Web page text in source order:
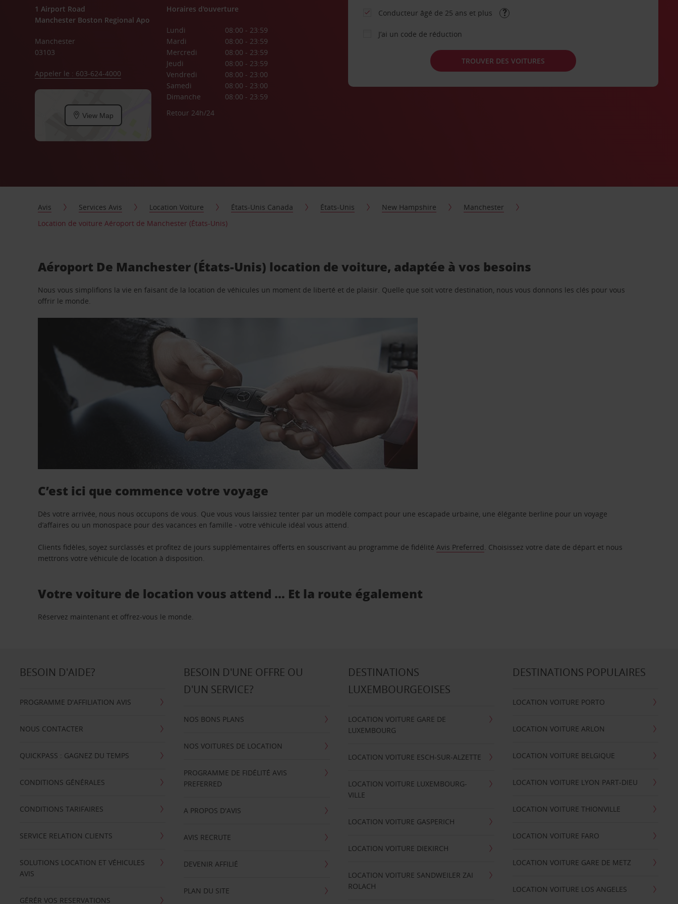
1 Airport Road
Manchester Boston Regional Apo
Manchester
03103
Appeler le : 603-624-4000
View Map
Horaires d'ouverture
Lundi
08:00 - 23:59
Mardi
08:00 - 23:59
Mercredi
08:00 - 23:59
Jeudi
08:00 - 23:59
Vendredi
08:00 - 23:00
Samedi
08:00 - 23:00
Dimanche
08:00 - 23:59
Retour 24h/24
Conducteur âgé de 25 ans et plus
J’ai un code de réduction
TROUVER DES VOITURES
Avis Services Avis Location Voiture États-Unis Canada États-Unis New Hampshire
Manchester
Location de voiture Aéroport de Manchester (États-Unis)
Aéroport De Manchester (États-Unis) location de voiture, adaptée à vos besoins
Nous vous simplifions la vie en faisant de la location de véhicules un moment de liberté et de plaisir. Quelle que soit votre destination, nous vous donnons les clés pour vous
offrir le monde.
C’est ici que commence votre voyage
Dès votre arrivée, nous nous occupons de vous. Que vous vous laissiez tenter par un modèle compact pour une escapade urbaine, une élégante berline pour un voyage
d’affaires ou un monospace pour des vacances en famille - votre véhicule idéal vous attend.
Clients fidèles, soyez surclassés et profitez de jours supplémentaires offerts en souscrivant au programme de fidélitéAvis Preferred. Choisissez votre date de départ et nous
mettrons votre véhicule de location à disposition.
Votre voiture de location vous attend … Et la route également
Réservez maintenant et offrez-vous le monde.
BESOIN D'AIDE?
PROGRAMME D'AFFILIATION AVIS
NOUS CONTACTER
QUICKPASS : GAGNEZ DU TEMPS
CONDITIONS GÉNÉRALES
CONDITIONS TARIFAIRES
SERVICE RELATION CLIENTS
SOLUTIONS LOCATION ET VÉHICULES
AVIS
GÉRÉR VOS RESERVATIONS
BESOIN D'UNE OFFRE OU
D'UN SERVICE?
NOS BONS PLANS
NOS VOITURES DE LOCATION
PROGRAMME DE FIDÉLITÉ AVIS
PREFERRED
A PROPOS D'AVIS
AVIS RECRUTE
DEVENIR AFFILIÉ
PLAN DU SITE
DESTINATIONS
LUXEMBOURGEOISES
LOCATION VOITURE GARE DE
LUXEMBOURG
LOCATION VOITURE ESCH-SUR-ALZETTE
LOCATION VOITURE LUXEMBOURG-
VILLE
LOCATION VOITURE GASPERICH
LOCATION VOITURE DIEKIRCH
LOCATION VOITURE SANDWEILER ZAI
ROLACH
DESTINATIONS POPULAIRES
LOCATION VOITURE PORTO
LOCATION VOITURE ARLON
LOCATION VOITURE BELGIQUE
LOCATION VOITURE LYON PART-DIEU
LOCATION VOITURE THIONVILLE
LOCATION VOITURE FARO
LOCATION VOITURE GARE DE METZ
LOCATION VOITURE LOS ANGELES